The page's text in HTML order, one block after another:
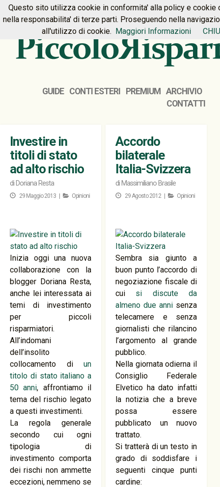
HOME PREMIUM CONTATTI
GUIDE CONTI ESTERI PREMIUM
ARCHIVIO
CONTATTI
Investire in
titoli di stato
ad alto rischio
di Doriana Resta
29 Maggio 2013 | Opinioni
Inizia oggi una nuova
collaborazione con la
blogger Doriana Resta,
anche lei interessata ai
temi di investimento
per piccoli
risparmiatori.
All’indomani
dell’insolito
collocamento diun
titolo di stato italiano a
50 anni, affrontiamo il
tema del rischio legato
a questi investimenti.
La regola generale
secondo cui ogni
tipologia di
investimento comporta
dei rischi non ammette
eccezioni, nemmeno se
Accordo
bilaterale
Italia-Svizzera
di Massimiliano Brasile
29 Agosto 2012 | Opinioni
Sembra sia giunto a
buon punto l’accordo di
negoziazione fiscale di
cui si discute da
almeno due anni senza
telecamere e senza
giornalisti che rilancino
l’argomento al grande
pubblico.
Nella giornata odierna il
Consiglio Federale
Elvetico ha dato infatti
la notizia che a breve
possa essere
pubblicato un nuovo
trattato.
Si tratterà di un testo in
grado di soddisfare i
seguenti cinque punti
cardine:
Questo sito utilizza cookie in conformita' alla policy e cookie
nella responsabilita' di terze parti. Proseguendo nella
all'utilizzo di cookie. Maggiori Informazioni